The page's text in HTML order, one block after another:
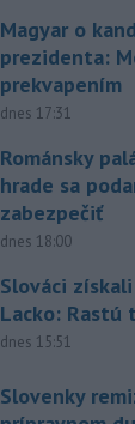
Magyar o
prezidenta:
prekvapením
dnes 17:31
Románsky
hrade sa
zabezpečiť
dnes 18:00
Slováci
Lacko: Rastú
dnes 15:51
Slovenky